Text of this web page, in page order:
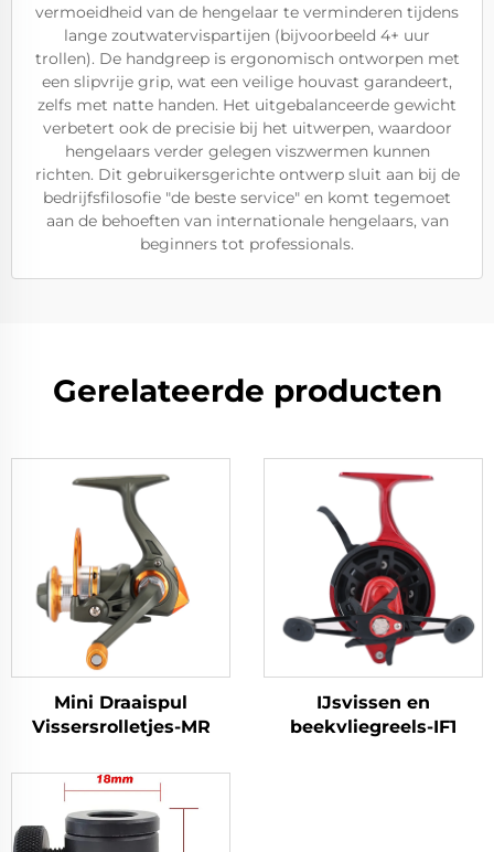
vermoeidheid van de hengelaar te verminderen tijdens
lange zoutwatervispartijen (bijvoorbeeld 4+ uur
trollen). De handgreep is ergonomisch ontworpen met
een slipvrije grip, wat een veilige houvast garandeert,
zelfs met natte handen. Het uitgebalanceerde gewicht
verbetert ook de precisie bij het uitwerpen, waardoor
hengelaars verder gelegen viszwermen kunnen
richten. Dit gebruikersgerichte ontwerp sluit aan bij de
bedrijfsfilosofie "de beste service" en komt tegemoet
aan de behoeften van internationale hengelaars, van
beginners tot professionals.
Gerelateerde producten
Mini Draaispul
Vissersrolletjes-MR
IJsvissen en
beekvliegreels-IF1